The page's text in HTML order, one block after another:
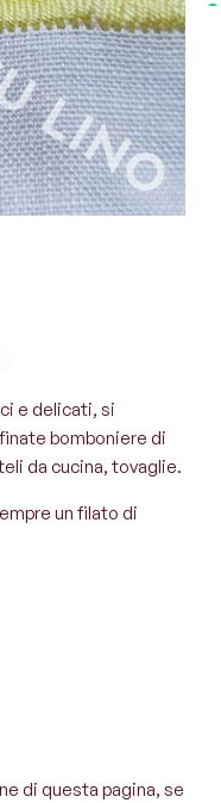
e delicati, si
bomboniere di
da cucina, tovaglie.
un filato di
di questa pagina, se